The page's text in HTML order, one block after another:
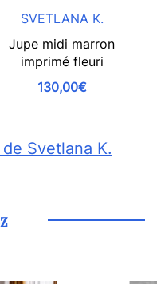
SVETLANA K.
Jupe midi marron
imprimé fleuri
130,00€
Svetlana K.